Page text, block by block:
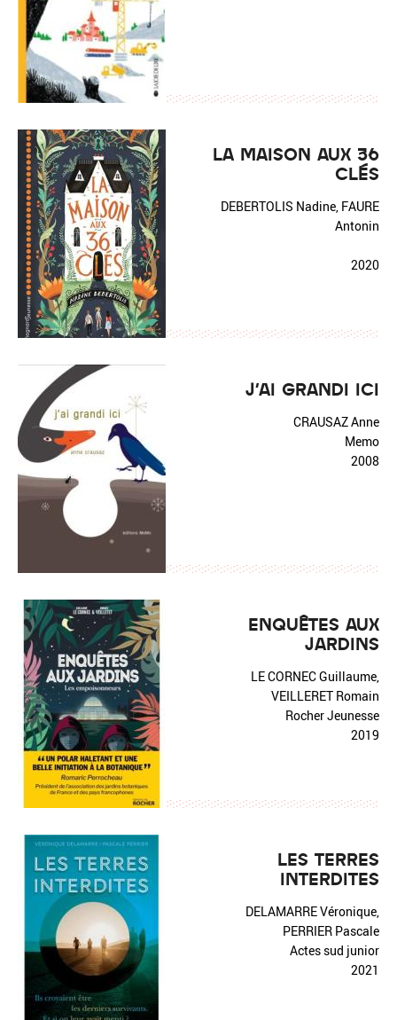
LA MAISON AUX 36
CLÉS
DEBERTOLIS Nadine, FAURE
Antonin
2020
J'AI GRANDI ICI
CRAUSAZ Anne
Memo
2008
ENQUÊTES AUX
JARDINS
LE CORNEC Guillaume,
VEILLERET Romain
Rocher Jeunesse
2019
LES TERRES
INTERDITES
DELAMARRE Véronique,
PERRIER Pascale
Actes sud junior
2021